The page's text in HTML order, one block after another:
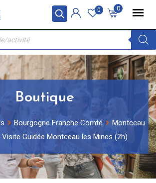
des cookies 0
0
Boutique
Bourgogne Franche Comté
Montceau
Visite Guidée Montceau les Mines (2h)